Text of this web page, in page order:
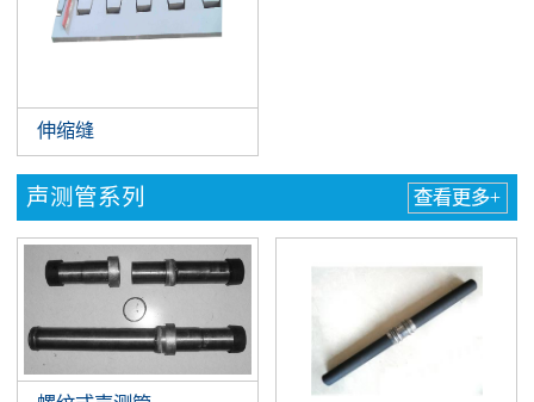
伸缩缝
声测管系列 查看更多+